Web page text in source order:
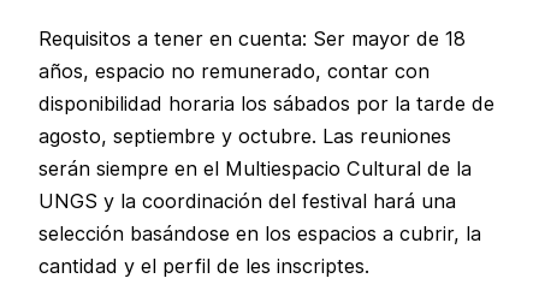
Requisitos a tener en cuenta: Ser mayor de 18
años, espacio no remunerado, contar con
disponibilidad horaria los sábados por la tarde de
agosto, septiembre y octubre. Las reuniones
serán siempre en el Multiespacio Cultural de la
UNGS y la coordinación del festival hará una
selección basándose en los espacios a cubrir, la
cantidad y el perfil de les inscriptes.